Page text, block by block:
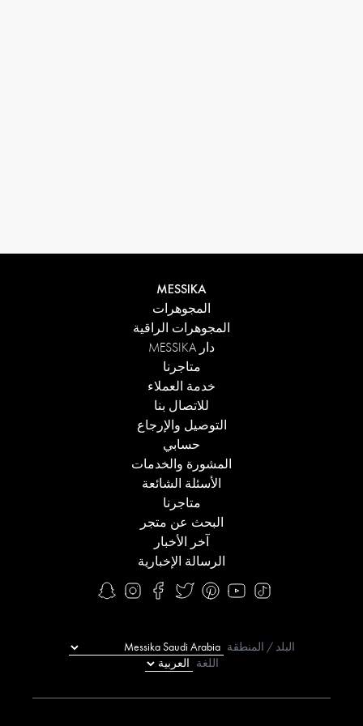
MESSIKA
المجوهرات
المجوهرات الراقية
دار MESSIKA
متاجرنا
خدمة العملاء
للاتصال بنا
التوصيل والإرجاع
حسابي
المشورة والخدمات
الأسئلة الشائعة
متاجرنا
البحث عن متجر
آخر الأخبار
الرسالة الإخبارية
البلد / المنطقة
اللغة